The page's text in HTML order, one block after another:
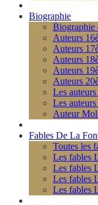
Biographie
Biographie
Auteurs
Auteurs
Auteurs
Auteurs
Auteurs
Les
Les
Auteur
Fables De La
Toutes les
Les fables
Les fables
Les fables
Les fables